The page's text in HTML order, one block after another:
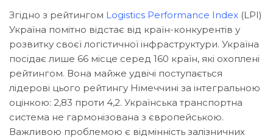
Згідно з рейтингом Logistics Performance Index (LPI)
Україна помітно відстає від країн-конкурентів у
розвитку своєї логістичної інфраструктури. Україна
посідає лише 66 місце серед 160 країн, які охоплені
рейтингом. Вона майже удвічі поступається
лідерові цього рейтингу Німеччині за інтегральною
оцінкою: 2,83 проти 4,2. Українська транспортна
система не гармонізована з європейською.
Важливою проблемою є відмінність залізничних